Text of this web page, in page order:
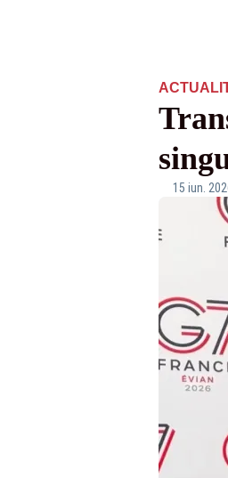
15 iun.